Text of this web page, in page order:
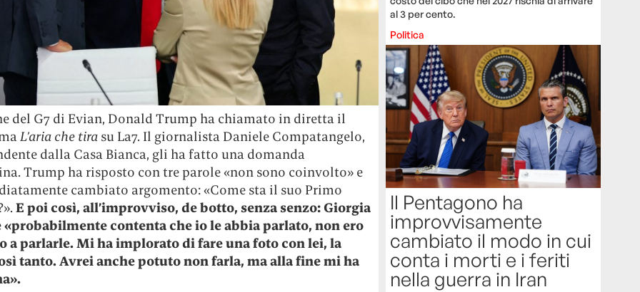
del G7 di Evian, Donald Trump ha chiamato in diretta il
L’aria che tirasu La7. Il giornalista Daniele Compatangelo,
dalla Casa Bianca, gli ha fatto una domanda
Trump ha risposto con tre parole «non sono coinvolto» e
cambiato argomento: «Come sta il suo Primo
E poi così, all’improvviso, de botto, senza senzo: Giorgia
contenta che io le abbia parlato, non ero
a parlarle. Mi ha implorato di fare una foto con lei, la
tanto. Avrei anche potuto non farla, ma alla fine mi ha
al 3 per cento.
Politica
Il Pentagono ha
improvvisamente
cambiato il modo in cui
conta i morti e i feriti
nella guerra in Iran